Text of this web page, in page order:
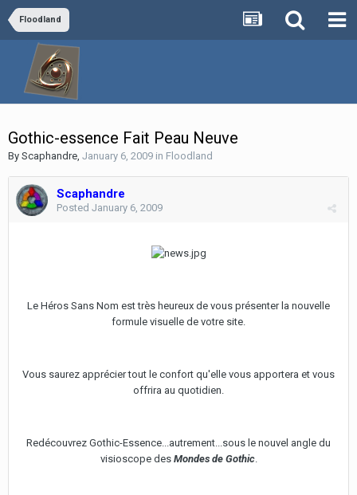
Floodland
Gothic-essence Fait Peau Neuve
By Scaphandre, January 6, 2009 in Floodland
Scaphandre
Posted January 6, 2009
Le Héros Sans Nom est très heureux de vous présenter la nouvelle
formule visuelle de votre site.
Vous saurez apprécier tout le confort qu'elle vous apportera et vous
offrira au quotidien.
Redécouvrez Gothic-Essence...autrement...sous le nouvel angle du
visioscope des Mondes de Gothic.